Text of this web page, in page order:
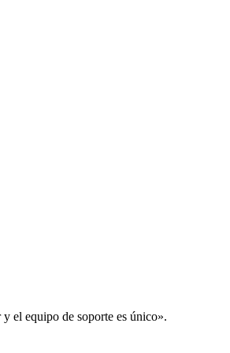
el equipo de soporte es único».